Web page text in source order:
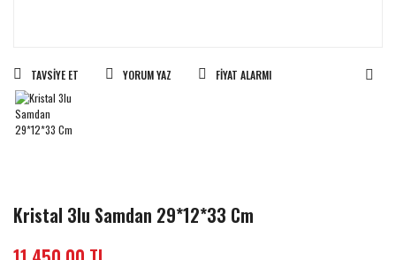
TAVSIYE ET YORUM YAZ FIYAT ALARMI
Kristal 3lu Samdan 29*12*33 Cm